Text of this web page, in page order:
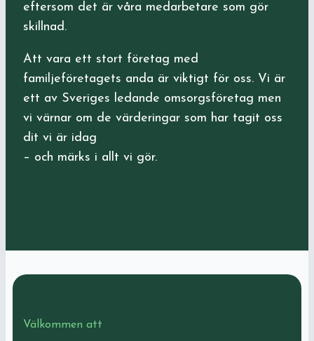
eftersom det är våra medarbetare som gör
skillnad.
Att vara ett stort företag med
familjeföretagets anda är viktigt för oss. Vi är
ett av Sveriges ledande omsorgsföretag men
vi värnar om de värderingar som har tagit oss
dit vi är idag
– och märks i allt vi gör.
Välkommen att